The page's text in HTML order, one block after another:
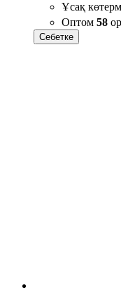
Ұсақ
Оптом 58
Себетке